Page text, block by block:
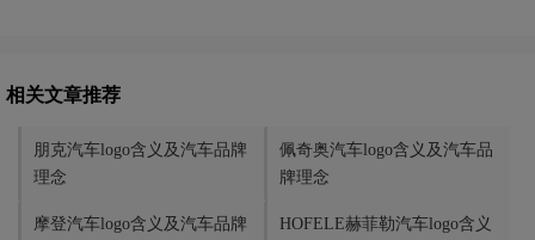
相关文章推荐
朋克汽车logo含义及汽车品牌
理念
佩奇奥汽车logo含义及汽车品
牌理念
摩登汽车logo含义及汽车品牌
HOFELE赫菲勒汽车logo含义